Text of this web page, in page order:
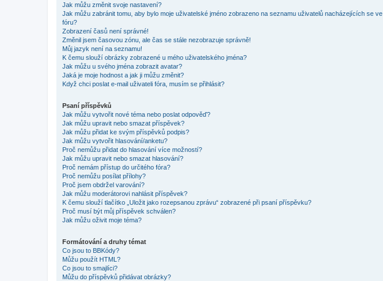
Jak můžu změnit svoje nastavení?
Jak můžu zabránit tomu, aby bylo moje uživatelské jméno zobrazeno na seznamu uživatelů nacházejících se ve
fóru?
Zobrazení časů není správné!
Změnil jsem časovou zónu, ale čas se stále nezobrazuje správně!
Můj jazyk není na seznamu!
K čemu slouží obrázky zobrazené u mého uživatelského jména?
Jak můžu u svého jména zobrazit avatar?
Jaká je moje hodnost a jak ji můžu změnit?
Když chci poslat e-mail uživateli fóra, musím se přihlásit?
Psaní příspěvků
Jak můžu vytvořit nové téma nebo poslat odpověď?
Jak můžu upravit nebo smazat příspěvek?
Jak můžu přidat ke svým příspěvků podpis?
Jak můžu vytvořit hlasování/anketu?
Proč nemůžu přidat do hlasování více možností?
Jak můžu upravit nebo smazat hlasování?
Proč nemám přístup do určitého fóra?
Proč nemůžu posílat přílohy?
Proč jsem obdržel varování?
Jak můžu moderátorovi nahlásit příspěvek?
K čemu slouží tlačítko „Uložit jako rozepsanou zprávu“ zobrazené při psaní příspěvku?
Proč musí být můj příspěvek schválen?
Jak můžu oživit moje téma?
Formátování a druhy témat
Co jsou to BBKódy?
Můžu použít HTML?
Co jsou to smajlíci?
Můžu do příspěvků přidávat obrázky?